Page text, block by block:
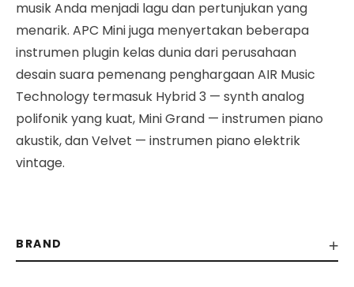
musik Anda menjadi lagu dan pertunjukan yang
menarik. APC Mini juga menyertakan beberapa
instrumen plugin kelas dunia dari perusahaan
desain suara pemenang penghargaan AIR Music
Technology termasuk Hybrid 3 — synth analog
polifonik yang kuat, Mini Grand — instrumen piano
akustik, dan Velvet — instrumen piano elektrik
vintage.
BRAND